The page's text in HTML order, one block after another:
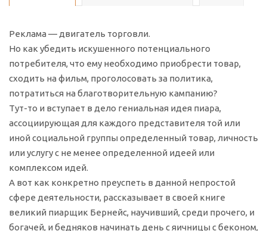
Реклама — двигатель торговли.
Но как убедить искушенного потенциального
потребителя, что ему необходимо приобрести товар,
сходить на фильм, проголосовать за политика,
потратиться на благотворительную кампанию?
Тут-то и вступает в дело гениальная идея пиара,
ассоциирующая для каждого представителя той или
иной социальной группы определенный товар, личность
или услугу с не менее определенной идеей или
комплексом идей.
А вот как конкретно преуспеть в данной непростой
сфере деятельности, рассказывает в своей книге
великий пиарщик Бернейс, научивший, среди прочего, и
богачей, и бедняков начинать день с яичницы с беконом,